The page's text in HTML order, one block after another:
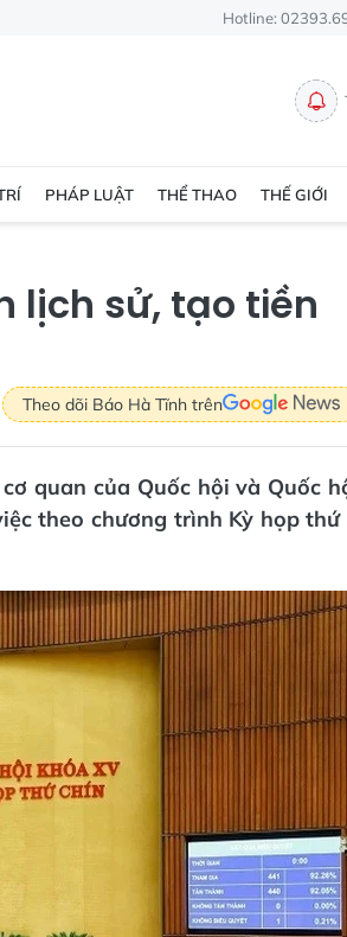
Hotline:
PHÁP LUẬT THỂ THAO THẾ GIỚI
lịch sử, tạo tiền
Theo dõi Báo Hà Tĩnh trên
quan của Quốc hội và Quốc
theo chương trình Kỳ họp thứ